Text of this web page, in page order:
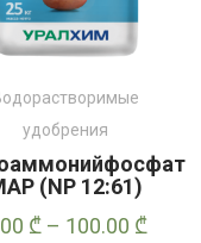
удобрения
(NP 12:61)
₾ – 100.00 ₾